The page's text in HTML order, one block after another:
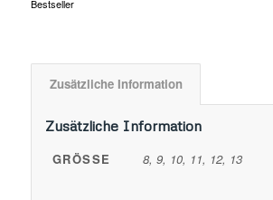
Bestseller
Zusätzliche Information
Zusätzliche Information
GRÖSSE 8, 9, 10, 11, 12, 13